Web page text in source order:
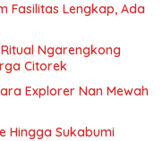
Fasilitas Lengkap, Ada
Ngarengkong
Citorek
Explorer Nan Mewah
Hingga Sukabumi